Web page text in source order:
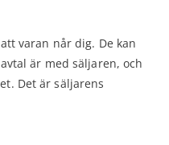
varan når dig. De kan
är med säljaren, och
Det är säljarens